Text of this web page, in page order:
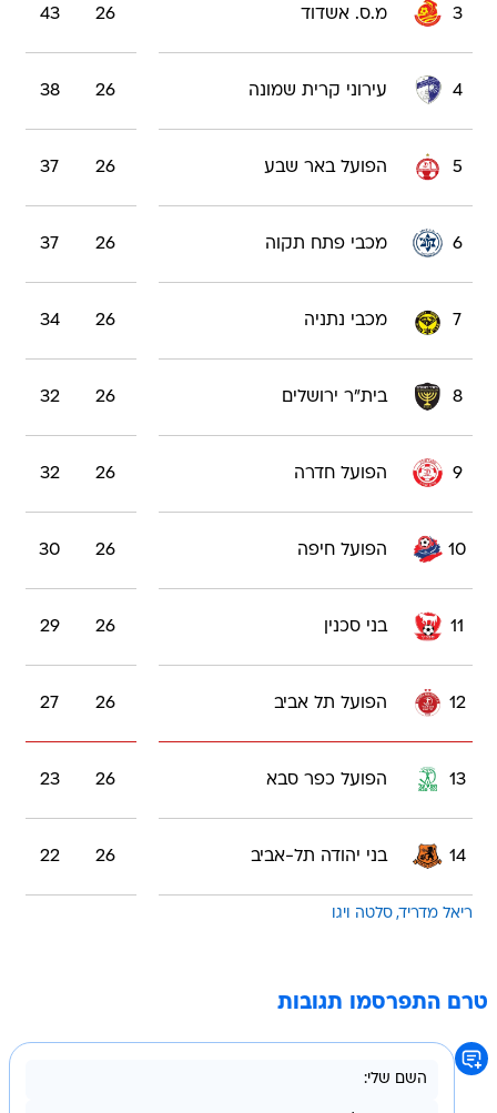
3 מ.ס. אשדוד 26
43
4 עירוני קרית שמונה 26
38
5 הפועל באר שבע 26
37
6 מכבי פתח תקוה 26
37
7 מכבי נתניה 26
34
8 בית"ר ירושלים 26
32
9 הפועל חדרה 26
32
10 הפועל חיפה 26
30
11 בני סכנין 26
29
12 הפועל תל אביב 26
27
13 הפועל כפר סבא 26
23
14 בני יהודה תל-אביב 26
22
ריאל מדריד סלטה ויגו
טרם התפרסמו תגובות